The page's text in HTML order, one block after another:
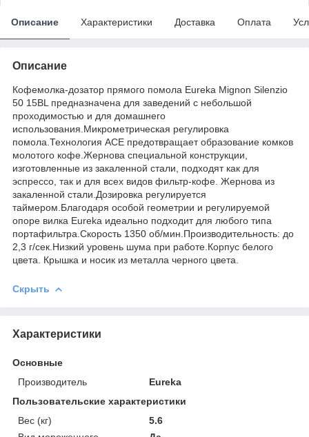
Описание Характеристики Доставка Оплата
Описание
Кофемолка-дозатор прямого помола Eureka Mignon Silenzio
50 15BL предназначена для заведений с небольшой
проходимостью и для домашнего
использования.Микрометрическая регулировка
помола.Технология ACE предотвращает образование комков
молотого кофе.Жернова специальной конструкции,
изготовленные из закаленной стали, подходят как для
эспрессо, так и для всех видов фильтр-кофе. Жернова из
закаленной стали.Дозировка регулируется
таймером.Благодаря особой геометрии и регулируемой
опоре вилка Eureka идеально подходит для любого типа
портафильтра.Скорость 1350 об/мин.Производительность: до
2,3 г/сек.Низкий уровень шума при работе.Корпус белого
цвета. Крышка и носик из металла черного цвета.
Скрыть
Характеристики
Основные
Производитель
Eureka
Пользовательские характеристики
Вес (кг)
5.6